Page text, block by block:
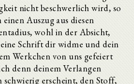
nicht beschwerlich wird, so
Auszug aus diesen
wohl in der Absicht,
Schrift dir widme und dein
Werkchen von uns gefeiert
denn deinem Verlangen
schwierig erscheint, den Stoff,